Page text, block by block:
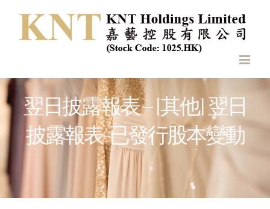
翌日披露報表 – [其他] 翌日
披露報表-已發行股本變動